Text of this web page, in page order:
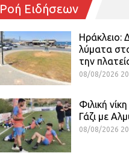
Ροή Ειδήσεων
Ηράκλειο:
λύματα
την
08/08/2026
Φιλική
Γάζι με
08/08/2026